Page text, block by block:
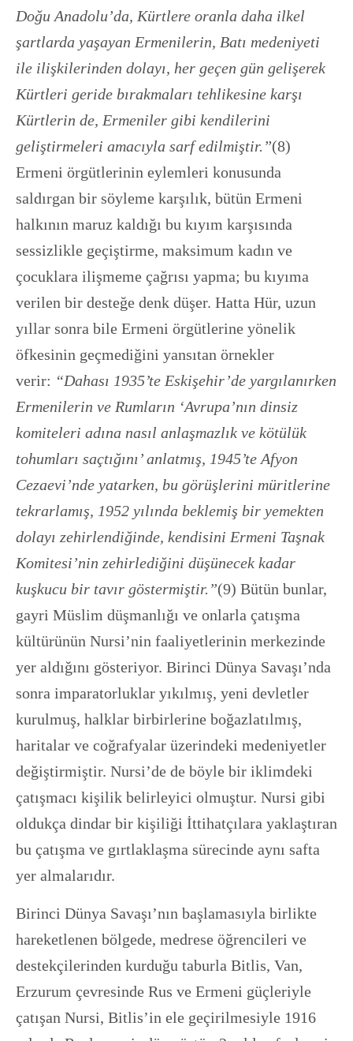
Doğu Anadolu’da, Kürtlere oranla daha ilkel
şartlarda yaşayan Ermenilerin, Batı medeniyeti
ile ilişkilerinden dolayı, her geçen gün gelişerek
Kürtleri geride bırakmaları tehlikesine karşı
Kürtlerin de, Ermeniler gibi kendilerini
geliştirmeleri amacıyla sarf edilmiştir.”(8)
Ermeni örgütlerinin eylemleri konusunda
saldırgan bir söyleme karşılık, bütün Ermeni
halkının maruz kaldığı bu kıyım karşısında
sessizlikle geçiştirme, maksimum kadın ve
çocuklara ilişmeme çağrısı yapma; bu kıyıma
verilen bir desteğe denk düşer. Hatta Hür, uzun
yıllar sonra bile Ermeni örgütlerine yönelik
öfkesinin geçmediğini yansıtan örnekler
verir: “Dahası 1935’te Eskişehir’de yargılanırken
Ermenilerin ve Rumların ‘Avrupa’nın dinsiz
komiteleri adına nasıl anlaşmazlık ve kötülük
tohumları saçtığını’ anlatmış, 1945’te Afyon
Cezaevi’nde yatarken, bu görüşlerini müritlerine
tekrarlamış, 1952 yılında beklemiş bir yemekten
dolayı zehirlendiğinde, kendisini Ermeni Taşnak
Komitesi’nin zehirlediğini düşünecek kadar
kuşkucu bir tavır göstermiştir.”(9) Bütün bunlar,
gayri Müslim düşmanlığı ve onlarla çatışma
kültürünün Nursi’nin faaliyetlerinin merkezinde
yer aldığını gösteriyor. Birinci Dünya Savaşı’nda
sonra imparatorluklar yıkılmış, yeni devletler
kurulmuş, halklar birbirlerine boğazlatılmış,
haritalar ve coğrafyalar üzerindeki medeniyetler
değiştirmiştir. Nursi’de de böyle bir iklimdeki
çatışmacı kişilik belirleyici olmuştur. Nursi gibi
oldukça dindar bir kişiliği İttihatçılara yaklaştıran
bu çatışma ve gırtlaklaşma sürecinde aynı safta
yer almalarıdır.
Birinci Dünya Savaşı’nın başlamasıyla birlikte
hareketlenen bölgede, medrese öğrencileri ve
destekçilerinden kurduğu taburla Bitlis, Van,
Erzurum çevresinde Rus ve Ermeni güçleriyle
çatışan Nursi, Bitlis’in ele geçirilmesiyle 1916